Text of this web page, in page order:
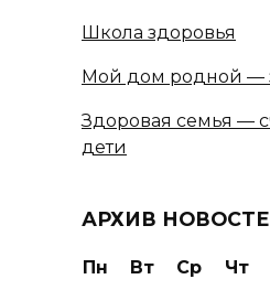
Школа здоровья
Мой дом родной —
Здоровая семья —
дети
АРХИВ
Пн Вт Ср Чт